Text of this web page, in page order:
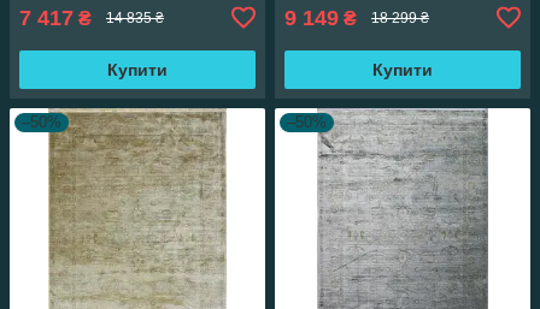
7 417 ₴ 14 835 ₴
Купити
9 149 ₴ 18 299 ₴
Купити
–50% –50%